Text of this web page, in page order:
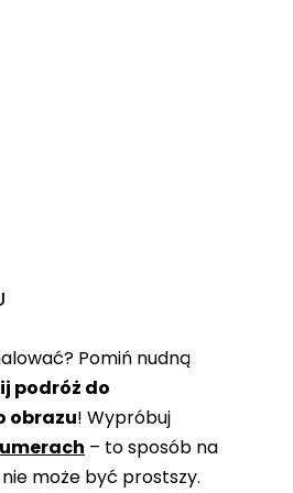
Pomiń nudną
podróż do
obrazu! Wypróbuj
– to sposób na
może być prostszy.